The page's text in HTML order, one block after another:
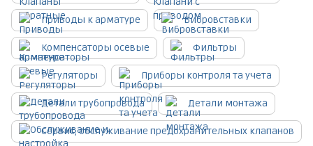
Приводы к арматуре Вибровставки
Компенсаторы осевые Фильтры
Регуляторы Приборы контроля та учета
Детали трубопровода Детали монтажа
Сервис, обслуживание предохранительных клапанов